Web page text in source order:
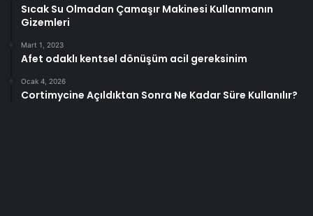
Sıcak Su Olmadan Çamaşır Makinesi Kullanmanın
Gizemleri
Mart 1, 2023
Afet odaklı kentsel dönüşüm acil gereksinim
Ocak 4, 2026
Cortimycine Açıldıktan Sonra Ne Kadar Süre Kullanılır?